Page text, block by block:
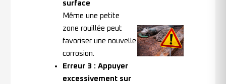
surface
Même une petite
zone rouillée peut
favoriser une nouvelle
corrosion.
Erreur 3 : Appuyer
excessivement sur